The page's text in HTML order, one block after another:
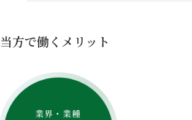
当方で働くメリット